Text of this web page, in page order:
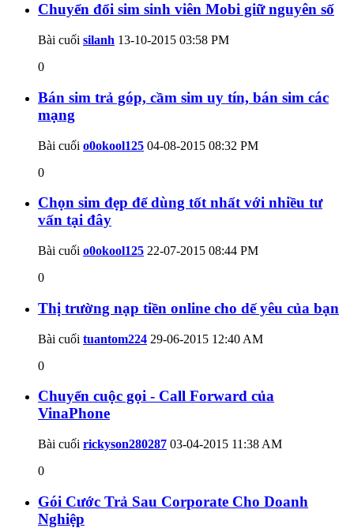
Chuyển đổi sim sinh viên Mobi giữ nguyên số
Bài cuối silanh 13-10-2015 03:58 PM
0
Bán sim trả góp, cầm sim uy tín, bán sim các
mạng
Bài cuối o0okool125 04-08-2015 08:32 PM
0
Chọn sim đẹp để dùng tốt nhất với nhiều tư
vấn tại đây
Bài cuối o0okool125 22-07-2015 08:44 PM
0
Thị trường nạp tiền online cho dế yêu của bạn
Bài cuối tuantom224 29-06-2015 12:40 AM
0
Chuyển cuộc gọi - Call Forward của
VinaPhone
Bài cuối rickyson280287 03-04-2015 11:38 AM
0
Gói Cước Trả Sau Corporate Cho Doanh
Nghiệp